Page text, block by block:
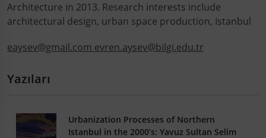
Architecture in 2013. Research interests include
architectural design, urban space production, Istanbul
eaysev@gmail.com evren.aysev@bilgi.edu.tr
Yazıları
Urbanization Processes of Northern
Istanbul in the 2000’s: Yavuz Sultan Selim